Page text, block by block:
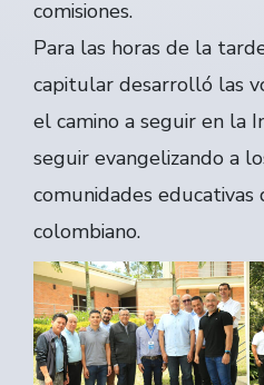
comisiones.
Para las horas de la
capitular desarrolló las
el camino a seguir en la
seguir evangelizando a
comunidades
colombiano.